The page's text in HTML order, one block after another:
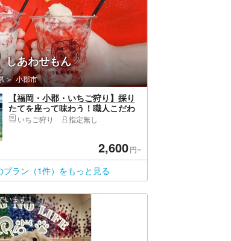
あわせもん
小郡市
【福岡・小郡・いちご狩り】採り
たてを座って味わう！職人こだわ
りの苺50分食べ放題
いちご狩り 指定無し
2,600円~
プラン（1件）をもっと見る
います！